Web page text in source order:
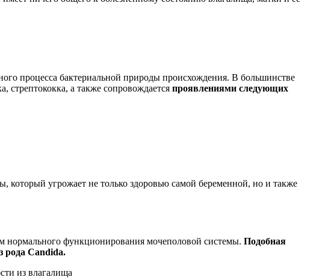
процесса бактериальной природы происхождения. В большинстве
а также сопровождается проявлениями следующих
угрожает не только здоровью самой беременной, но и также
нормального функционирования мочеполовой системы. Подобная
рода Candida.